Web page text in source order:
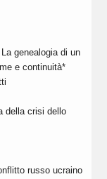
genealogia di un
e continuità*
della crisi dello
russo ucraino